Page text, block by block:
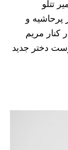
تتلو
پرحاشیه و
مریم
دختر جدید